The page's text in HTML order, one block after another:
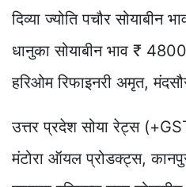
दिव्या ज्योति पचौर सोयाबीन
धानुका सोयाबीन भाव ₹ 4800
हरिओम रिफाइनरी अमृत,
उत्तर प्रदेश सोया रेट्स
मंटोरा ऑयल प्रोडक्ट्स,